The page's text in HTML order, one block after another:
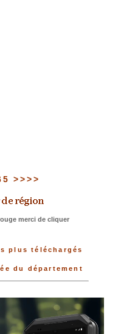
>>>>
merci de cliquer
plus téléchargés
du département